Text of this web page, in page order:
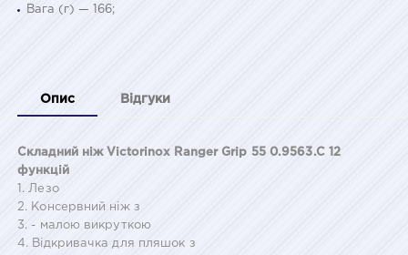
Вага (г) — 166;
Опис Відгуки
Складний ніж Victorinox Ranger Grip 55 0.9563.C 12
функцій
1. Лезо
2. Консервний ніж з
3. - малою викруткою
4. Відкривачка для пляшок з